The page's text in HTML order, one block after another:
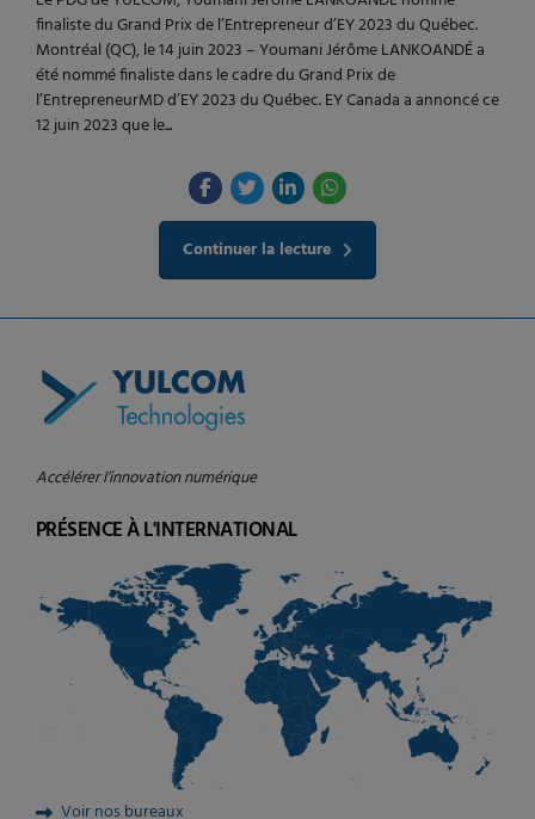
finaliste du Grand Prix de l’Entrepreneur d’EY 2023 du Québec.
Montréal (QC), le 14 juin 2023 – Youmani Jérôme LANKOANDÉ a
été nommé finaliste dans le cadre du Grand Prix de
l’EntrepreneurMD d’EY 2023 du Québec. EY Canada a annoncé ce
12 juin 2023 que le...
Continuer la lecture
Accélérer l’innovation numérique
PRÉSENCE À L'INTERNATIONAL
Voir nos bureaux